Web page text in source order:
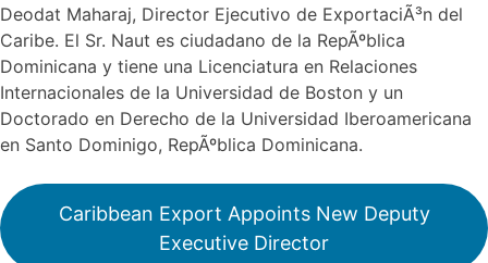
Deodat Maharaj, Director Ejecutivo de ExportaciÃ³n del
Caribe. El Sr. Naut es ciudadano de la RepÃºblica
Dominicana y tiene una Licenciatura en Relaciones
Internacionales de la Universidad de Boston y un
Doctorado en Derecho de la Universidad Iberoamericana
en Santo Dominigo, RepÃºblica Dominicana.
Caribbean Export Appoints New Deputy
Executive Director